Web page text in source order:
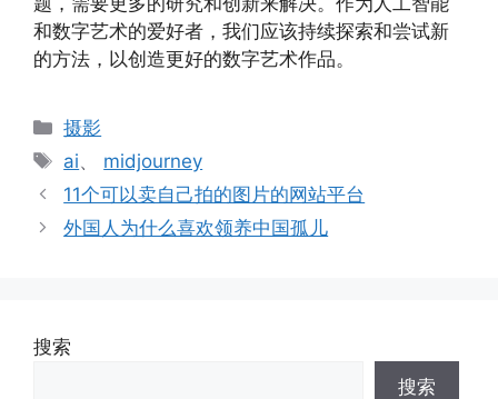
和数字艺术的爱好者，我们应该持续探索和尝试新
的方法，以创造更好的数字艺术作品。
分
类
摄影
标
签
ai、 midjourney
11个可以卖自己拍的图片的网站平台
外国人为什么喜欢领养中国孤儿
搜索
搜索